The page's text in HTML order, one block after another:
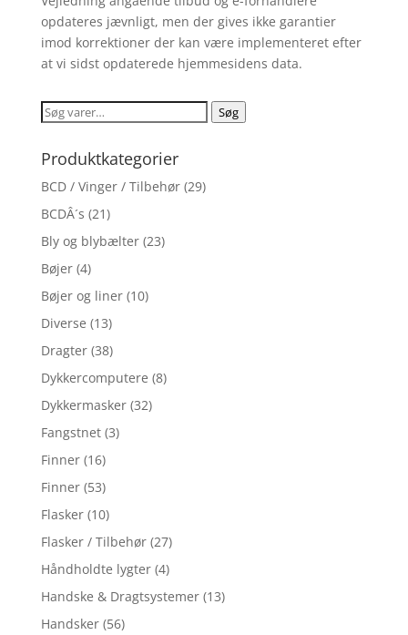
opdateres jævnligt, men der gives ikke garantier
imod korrektioner der kan være implementeret efter
at vi sidst opdaterede hjemmesidens data.
Søg
Søg
Produktkategorier
BCD / Vinger / Tilbehør (29)
BCDÂ´s (21)
Bly og blybælter (23)
Bøjer (4)
Bøjer og liner (10)
Diverse (13)
Dragter (38)
Dykkercomputere (8)
Dykkermasker (32)
Fangstnet (3)
Finner (16)
Finner (53)
Flasker (10)
Flasker / Tilbehør (27)
Håndholdte lygter (4)
Handske & Dragtsystemer (13)
Handsker (56)